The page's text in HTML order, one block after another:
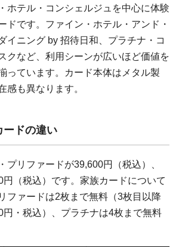
ホテル・コンシェルジュを中心に体験
ドです。ファイン・ホテル・アンド・
イニング by 招待日和、プラチナ・コ
クなど、利用シーンが広いほど価値を
っています。カード本体はメタル製
感も異なります。
ードの違い
プリファードが39,600円（税込）、
（税込）です。家族カードについて
ファードは2枚まで無料（3枚目以降
円・税込）、プラチナは4枚まで無料